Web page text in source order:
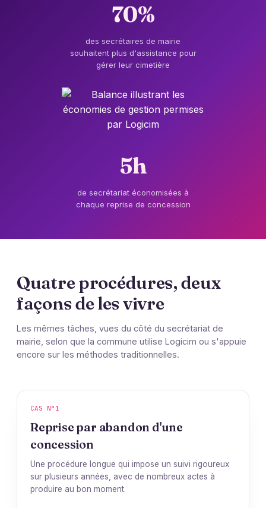
70%
des secrétaires de mairie
souhaitent plus d'assistance pour
gérer leur cimetière
5h
de secrétariat économisées à
chaque reprise de concession
Quatre procédures, deux
façons de les vivre
Les mêmes tâches, vues du côté du secrétariat de
mairie, selon que la commune utilise Logicim ou s'appuie
encore sur les méthodes traditionnelles.
CAS N°1
Reprise par abandon d'une
concession
Une procédure longue qui impose un suivi rigoureux
sur plusieurs années, avec de nombreux actes à
produire au bon moment.